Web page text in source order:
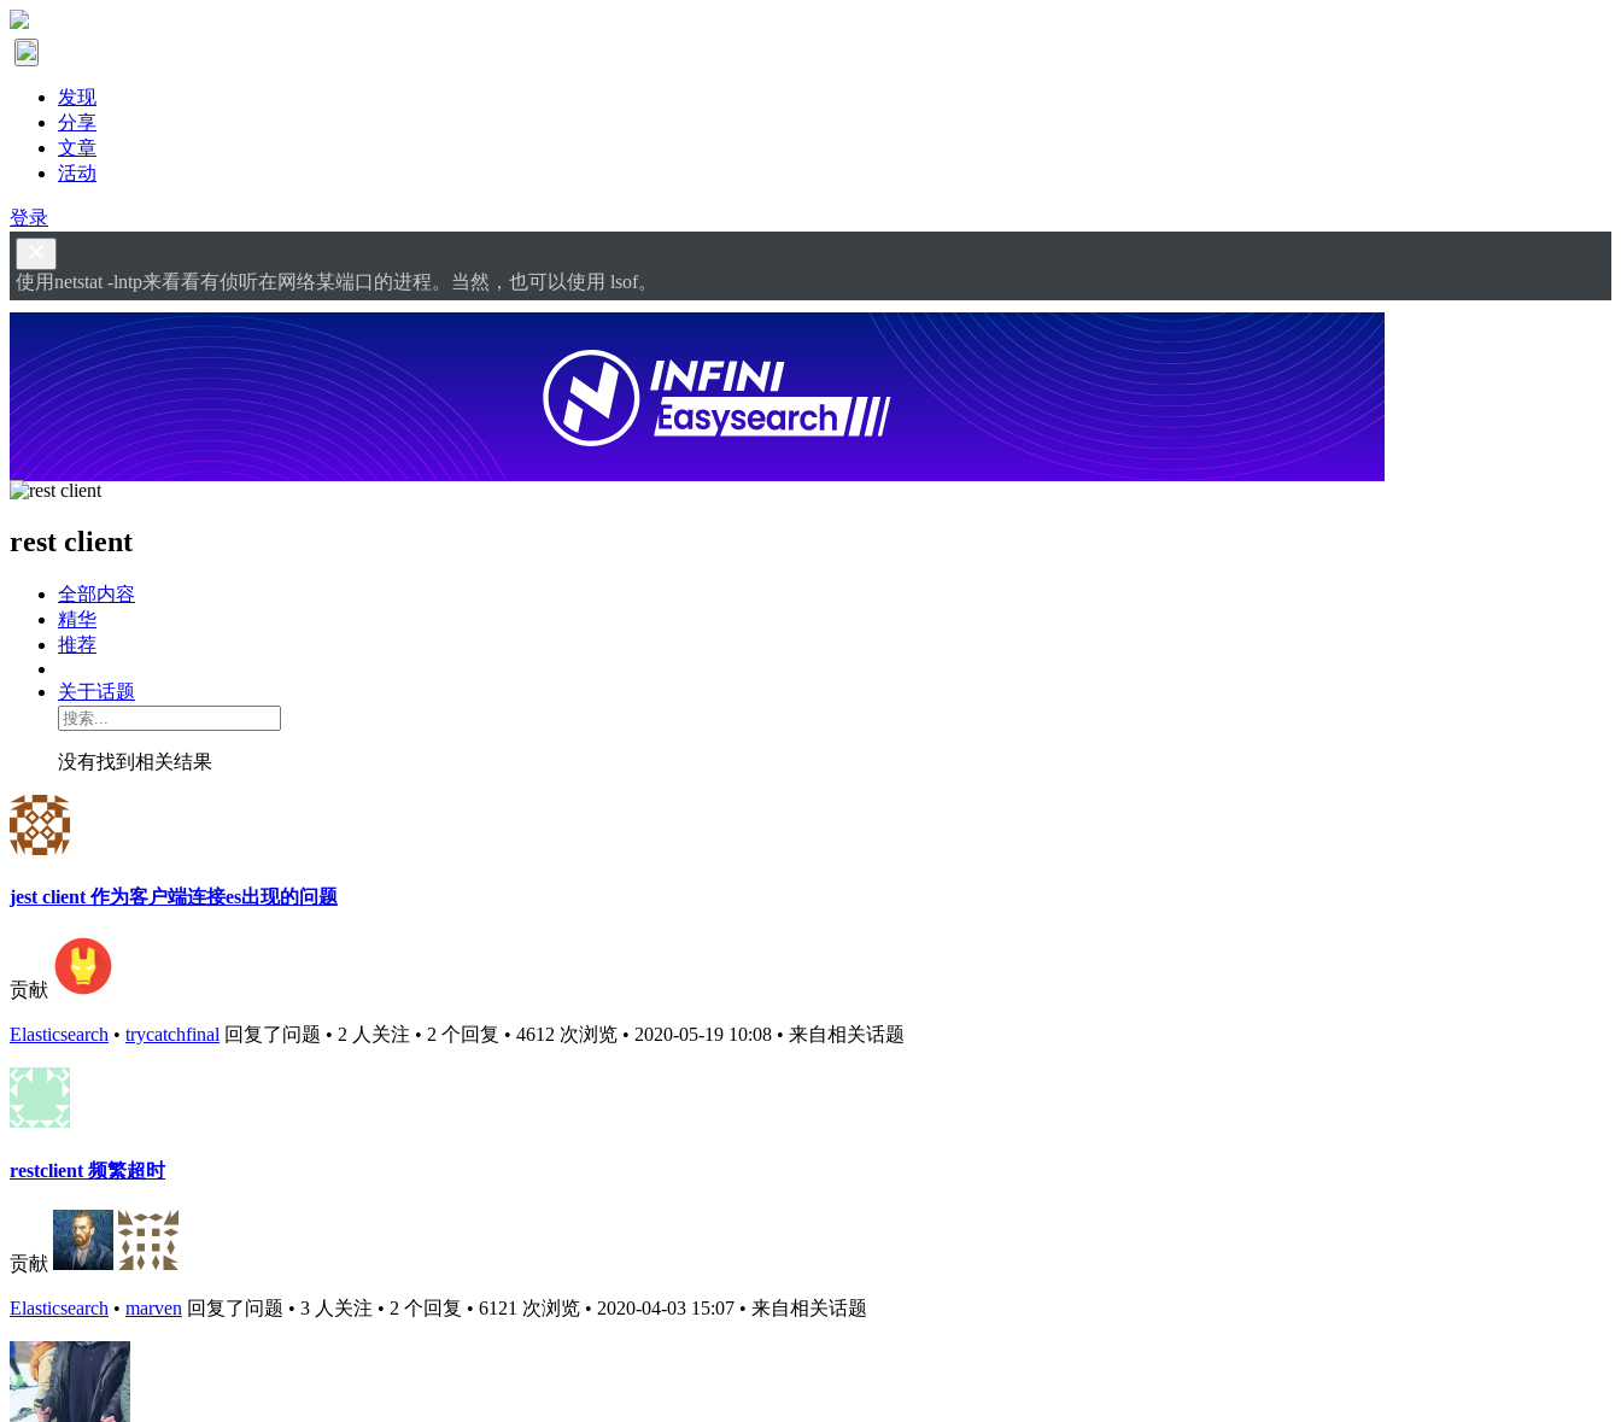
发现
分享
文章
活动
登录
使用netstat -lntp来看看有侦听在网络某端口的进程。当然，也可以使用 lsof。
rest client
全部内容
精华
推荐
关于话题
没有找到相关结果
jest client 作为客户端连接es出现的问题
贡献
Elasticsearch • trycatchfinal 回复了问题 • 2 人关注 • 2 个回复 • 4612 次浏览 • 2020-05-19 10:08 • 来自相关话题
restclient 频繁超时
贡献
Elasticsearch • marven 回复了问题 • 3 人关注 • 2 个回复 • 6121 次浏览 • 2020-04-03 15:07 • 来自相关话题